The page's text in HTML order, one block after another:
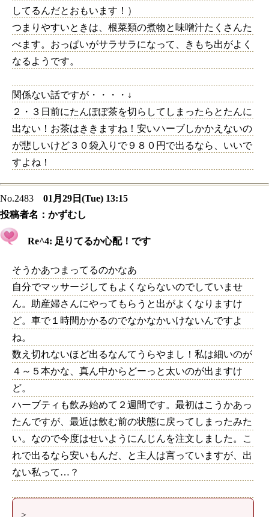
してるんだとおもいます！）
つまりやすいときは、根菜類の煮物と味噌汁たくさんた
べます。おっぱいがサラサラになって、きもち出がよく
なるようです。
関係ない話ですが・・・・↓
２・３日前にたんぽぽ茶を切らしてしまったらとたんに
出ない！お茶はききますね！安いハーブしかかえないの
が悲しいけど３０袋入りで９８０円で出るなら、いいで
すよね！
No.2483
01月29日(Tue) 13:15
投稿者名： かずむし
Re^4: 足りてるか心配！です
そうかあつまってるのかなあ
自分でマッサージしてもよくならないのでしていませ
ん。助産婦さんにやってもらうと出がよくなりますけ
ど。車で１時間かかるのでなかなかいけないんですよ
ね。
数え切れないほど出るなんてうらやまし！私は細いのが
４～５本かな、真ん中からどーっと太いのが出ますけ
ど。
ハーブティも飲み始めて２週間です。最初はこうかあっ
たんですが、最近は飲む前の状態に戻ってしまったみた
い。なので今度はせいようにんじんを注文しました。こ
れで出るなら安いもんだ、と主人は言っていますが、出
ない私って…？
>